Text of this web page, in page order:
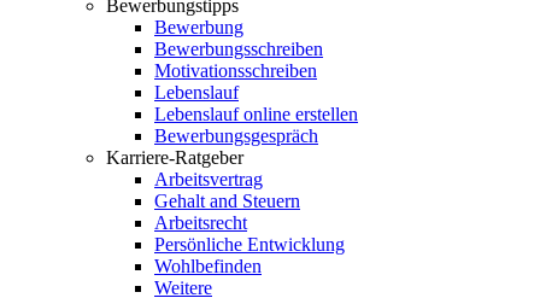
Bewerbungstipps
Bewerbung
Bewerbungsschreiben
Motivationsschreiben
Lebenslauf
Lebenslauf online erstellen
Bewerbungsgespräch
Karriere-Ratgeber
Arbeitsvertrag
Gehalt and Steuern
Arbeitsrecht
Persönliche Entwicklung
Wohlbefinden
Weitere